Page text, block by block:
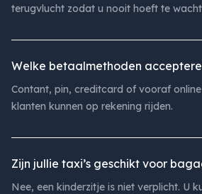
terugvlucht zodat u nooit hoeft te
Welke betaalmethoden
Contant, pin, creditcard of vooraf
klanten kunnen op rekening rijden.
Zijn jullie taxi’s geschikt voor
Nee, een kinderzitje is niet verplicht. U